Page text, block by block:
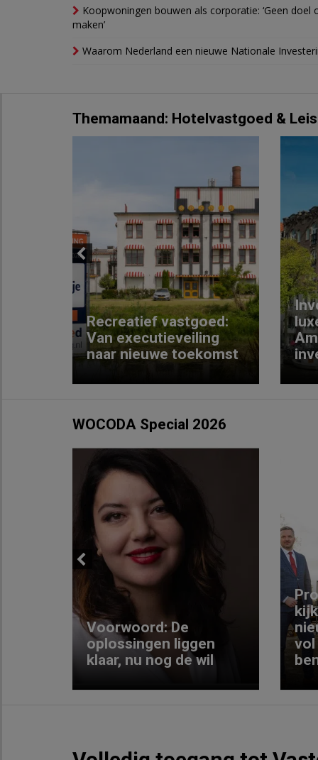
Koopwoningen bouwen als corporatie: ‘Geen
maken’
Waarom Nederland een nieuwe Nationale
Themamaand: Hotelvastgoed &
Previous
Recreatief vastgoed:
Van executieveiling
naar nieuwe toekomst
WOCODA Special 2026
Previous
Voorwoord: De
oplossingen liggen
klaar, nu nog de wil
vol